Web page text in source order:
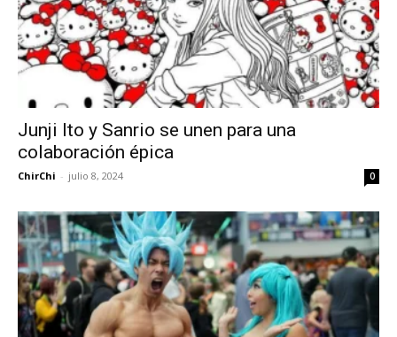
Junji Ito y Sanrio se unen para una
colaboración épica
ChirChi - julio 8, 2024 0